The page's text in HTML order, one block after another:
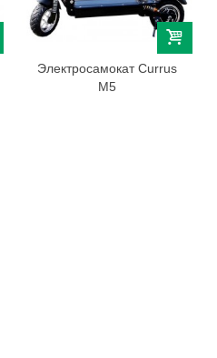
Электросамокат Currus
M5